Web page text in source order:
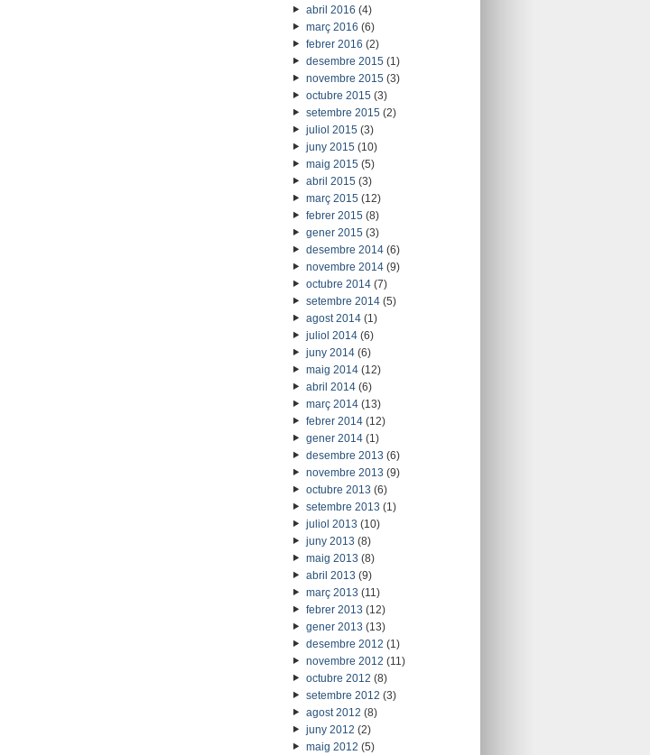
abril 2016 (4)
març 2016 (6)
febrer 2016 (2)
desembre 2015(1)
novembre 2015(3)
octubre 2015(3)
setembre 2015(2)
juliol 2015(3)
juny 2015(10)
maig 2015(5)
abril 2015(3)
març 2015(12)
febrer 2015(8)
gener 2015(3)
desembre 2014(6)
novembre 2014(9)
octubre 2014(7)
setembre 2014(5)
agost 2014(1)
juliol 2014(6)
juny 2014(6)
maig 2014(12)
abril 2014(6)
març 2014(13)
febrer 2014(12)
gener 2014(1)
desembre 2013 (6)
novembre 2013 (9)
octubre 2013 (6)
setembre 2013 (1)
juliol 2013 (10)
juny 2013 (8)
maig 2013 (8)
abril 2013 (9)
març 2013 (11)
febrer 2013 (12)
gener 2013 (13)
desembre 2012 (1)
novembre 2012 (11)
octubre 2012 (8)
setembre 2012 (3)
agost 2012 (8)
juny 2012 (2)
maig 2012 (5)